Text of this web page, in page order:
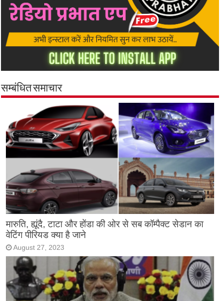
सम्बंधित समाचार
मारुति, ह्यूंदै, टाटा और होंडा की ओर से सब कॉम्पैक्ट सेडान का
वेटिंग पीरियड क्या है जाने
August 27, 2023